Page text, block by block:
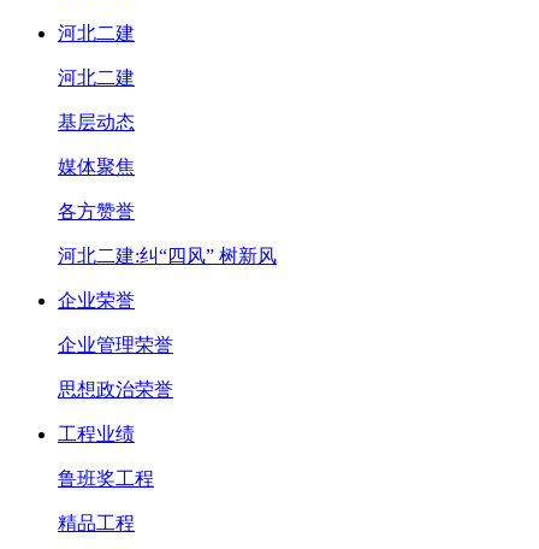
河北二建
河北二建
基层动态
媒体聚焦
各方赞誉
河北二建:纠“四风” 树新风
企业荣誉
企业管理荣誉
思想政治荣誉
工程业绩
鲁班奖工程
精品工程